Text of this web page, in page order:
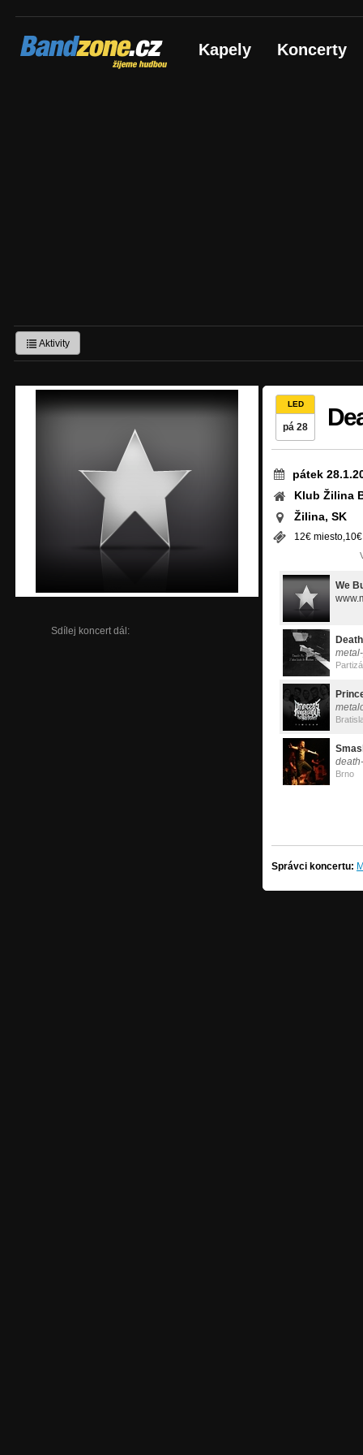
Bandzone.cz
žijeme hudbou Kapely Koncerty
Aktivity
Sdílej koncert dál:
LED
pá 28
pátek
Klub Žilina
Žilina, SK
12€
We
Brno
Správci koncertu: